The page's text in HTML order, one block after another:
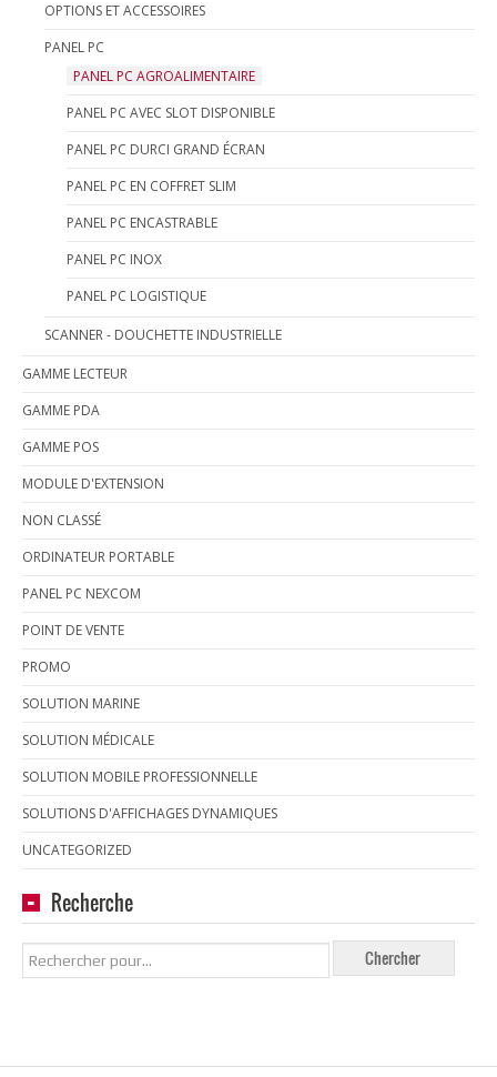
OPTIONS ET ACCESSOIRES
PANEL PC
PANEL PC AGROALIMENTAIRE
PANEL PC AVEC SLOT DISPONIBLE
PANEL PC DURCI GRAND ÉCRAN
PANEL PC EN COFFRET SLIM
PANEL PC ENCASTRABLE
PANEL PC INOX
PANEL PC LOGISTIQUE
SCANNER - DOUCHETTE INDUSTRIELLE
GAMME LECTEUR
GAMME PDA
GAMME POS
MODULE D'EXTENSION
NON CLASSÉ
ORDINATEUR PORTABLE
PANEL PC NEXCOM
POINT DE VENTE
PROMO
SOLUTION MARINE
SOLUTION MÉDICALE
SOLUTION MOBILE PROFESSIONNELLE
SOLUTIONS D'AFFICHAGES DYNAMIQUES
UNCATEGORIZED
Recherche